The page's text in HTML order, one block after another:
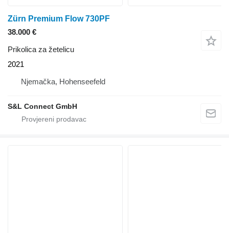
Zürn Premium Flow 730PF
38.000 €
Prikolica za žetelicu
2021
Njemačka, Hohenseefeld
S&L Connect GmbH